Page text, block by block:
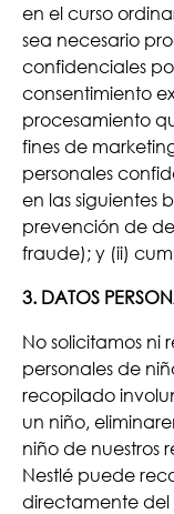
en el curso
sea necesario
confidenciales
consentimiento
procesamiento
fines de
personales
en las siguientes
prevención de
fraude); y (ii)
3. DATOS
No solicitamos ni
personales de
recopilado
un niño,
niño de nuestros
Nestlé puede
directamente del